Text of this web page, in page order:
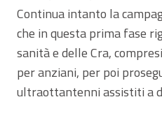
Continua intanto la
che in questa prima fase
sanità e delle Cra,
per anziani, per poi
ultraottantenni assistiti a